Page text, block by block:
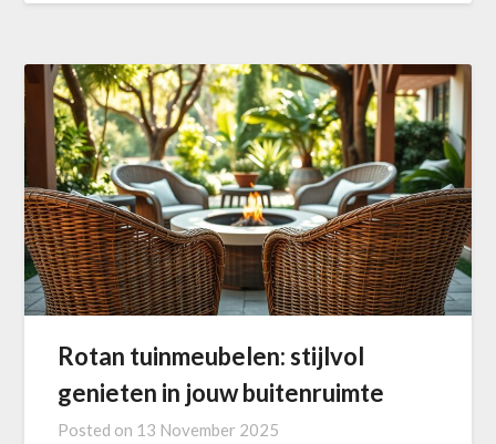
Rotan tuinmeubelen: stijlvol
genieten in jouw buitenruimte
Posted on 13 November 2025